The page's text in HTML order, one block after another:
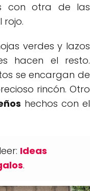
con otra de las
rojo.
verdes y lazos
hacen el resto.
se encargan de
rincón. Otro
hechos con el
Ideas
.